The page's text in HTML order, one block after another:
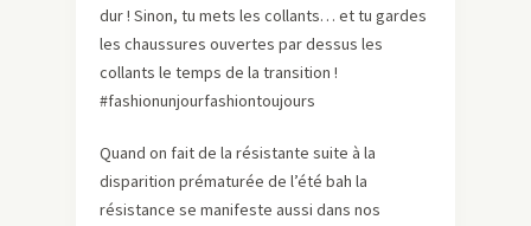
dur ! Sinon, tu mets les collants… et tu gardes
les chaussures ouvertes par dessus les
collants le temps de la transition !
#fashionunjourfashiontoujours
Quand on fait de la résistante suite à la
disparition prématurée de l’été bah la
résistance se manifeste aussi dans nos